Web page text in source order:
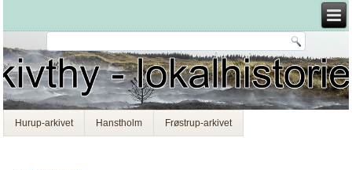
Hurup-arkivet Hanstholm Frøstrup-arkivet